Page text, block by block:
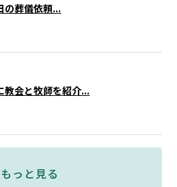
の葬儀依頼...
教会と牧師を紹介...
もっと見る